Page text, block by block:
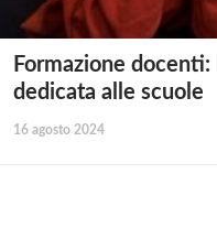
Formazione
dedicata alle scuole
16 agosto 2024